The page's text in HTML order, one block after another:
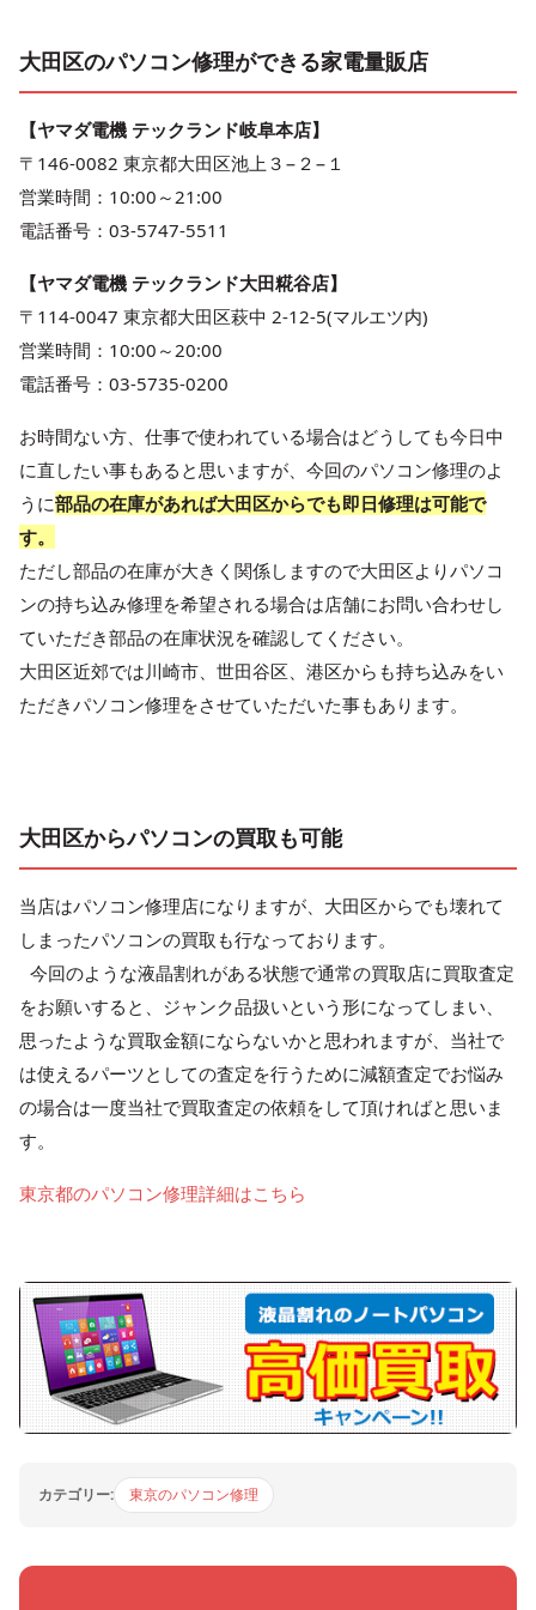
大田区のパソコン修理ができる家電量販店
【ヤマダ電機 テックランド岐阜本店】
〒146-0082 東京都大田区池上３−２−１
営業時間：10:00～21:00
電話番号：03-5747-5511
【ヤマダ電機 テックランド大田糀谷店】
〒114-0047 東京都大田区萩中 2-12-5(マルエツ内)
営業時間：10:00～20:00
電話番号：03-5735-0200
お時間ない方、仕事で使われている場合はどうしても今日中
に直したい事もあると思いますが、今回のパソコン修理のよ
うに部品の在庫があれば大田区からでも即日修理は可能で
す。
ただし部品の在庫が大きく関係しますので大田区よりパソコ
ンの持ち込み修理を希望される場合は店舗にお問い合わせし
ていただき部品の在庫状況を確認してください。
大田区近郊では川崎市、世田谷区、港区からも持ち込みをい
ただきパソコン修理をさせていただいた事もあります。
大田区からパソコンの買取も可能
当店はパソコン修理店になりますが、大田区からでも壊れて
しまったパソコンの買取も行なっております。
今回のような液晶割れがある状態で通常の買取店に買取査定
をお願いすると、ジャンク品扱いという形になってしまい、
思ったような買取金額にならないかと思われますが、当社で
は使えるパーツとしての査定を行うために減額査定でお悩み
の場合は一度当社で買取査定の依頼をして頂ければと思いま
す。
東京都のパソコン修理詳細はこちら
カテゴリー: 東京のパソコン修理